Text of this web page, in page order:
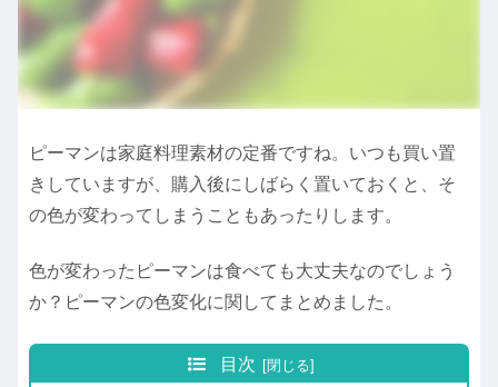
ピーマンは家庭料理素材の定番ですね。いつも買い置
きしていますが、購入後にしばらく置いておくと、そ
の色が変わってしまうこともあったりします。
色が変わったピーマンは食べても大丈夫なのでしょう
か？ピーマンの色変化に関してまとめました。
目次